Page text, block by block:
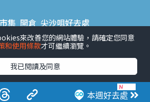
本週好去處
市集 開倉 尖沙咀好去處
去處 荃灣好去處 旺角好去處 社會
活動推介 #美食社群熱話
應用程式
#限時搶
來改善您的網站體驗，請確定您同意
和使用條款才可繼續瀏覽。
我已閱讀及同意